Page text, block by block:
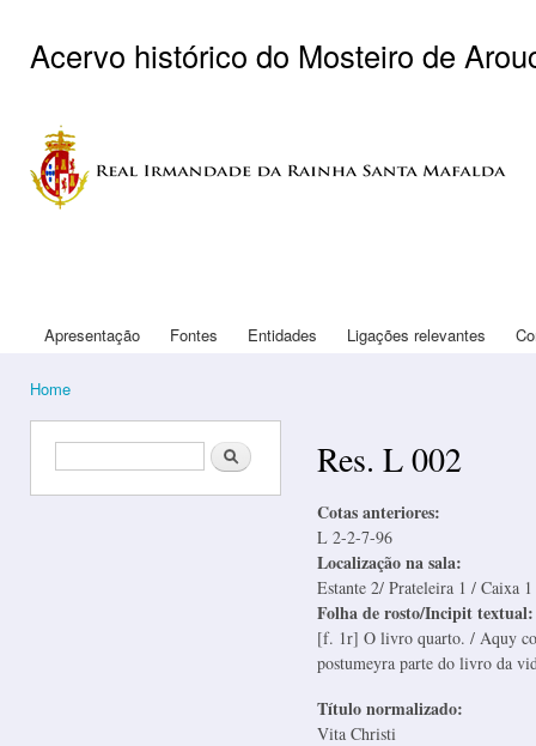
Acervo histórico do Mosteiro de
Logo Arouca
Main menu
Apresentação Fontes Entidades Ligações relevantes
Home
Search form Search Res. L 002
Cotas anteriores:
L 2-2-7-96
Localização na sala:
Estante 2/ Prateleira 1 / Caixa 1
Folha de rosto/Incipit
[f. 1r] O livro quarto. / Aquy
postumeyra parte do livro da
Título normalizado:
Vita Christi